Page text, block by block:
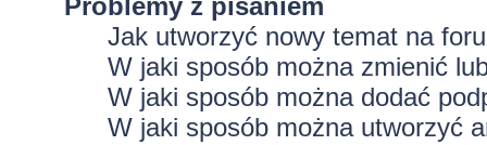
Jak utworzyć nowy temat na
W jaki sposób można zmienić
W jaki sposób można dodać
W jaki sposób można utworzyć